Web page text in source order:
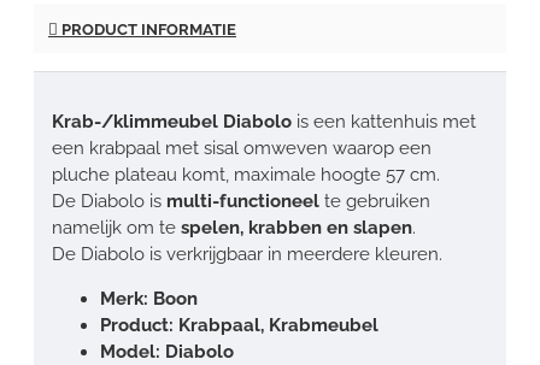
PRODUCT INFORMATIE
Krab-/klimmeubel Diabolo is een kattenhuis met
een krabpaal met sisal omweven waarop een
pluche plateau komt, maximale hoogte 57 cm.
De Diabolo is multi-functioneel te gebruiken
namelijk om te spelen, krabben en slapen.
De Diabolo is verkrijgbaar in meerdere kleuren.
Merk: Boon
Product: Krabpaal, Krabmeubel
Model: Diabolo